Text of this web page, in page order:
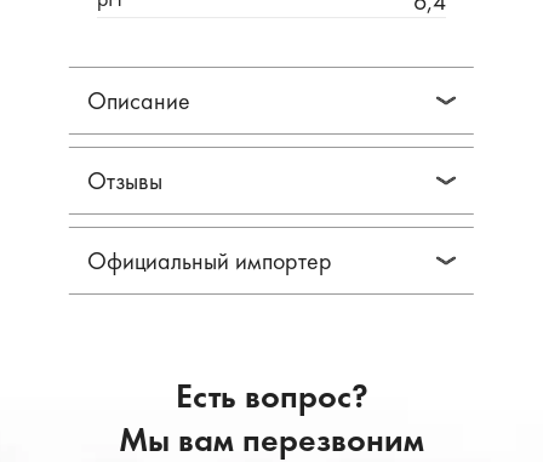
Описание
Отзывы
Официальный импортер
Есть вопрос?
Мы вам перезвоним